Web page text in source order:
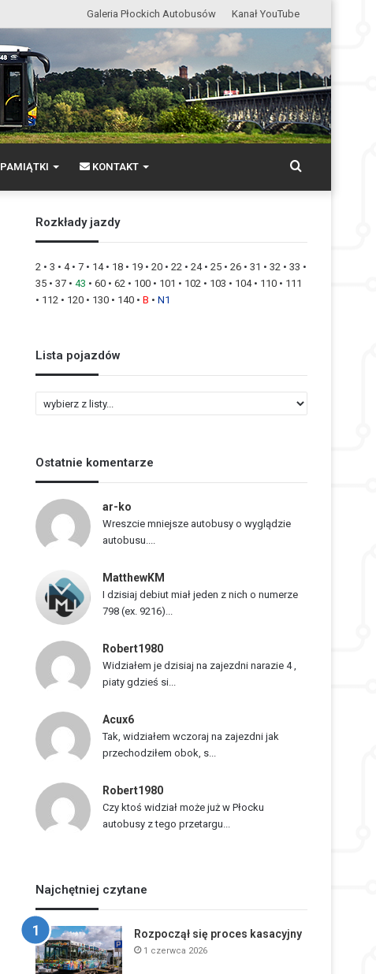
Galeria Płockich Autobusów Kanał YouTube
PAMIĄTKI KONTAKT Wyszukaj
Rozkłady jazdy
2 •3 •4•7 • 14• 18 • 19 •20 •22 •24•25 •26 •31 •32 •33 •
35 •37 •43 •60 •62 • 100 • 101 • 102 • 103 • 104• 110 • 111
• 112 • 120 • 130 • 140 •B •N1
Lista pojazdów
i
a
p
j
a
Ostatnie komentarze
ar-ko
Wreszcie mniejsze autobusy o wyglądzie
autobusu....
MatthewKM
I dzisiaj debiut miał jeden z nich o numerze
798 (ex. 9216)...
Robert1980
Widziałem je dzisiaj na zajezdni narazie 4 ,
piaty gdzieś si...
Acux6
Tak, widziałem wczoraj na zajezdni jak
przechodziłem obok, s...
Robert1980
Czy ktoś widział może już w Płocku
autobusy z tego przetargu...
Najchętniej czytane
Rozpoczął się proces kasacyjny
1 czerwca 2026